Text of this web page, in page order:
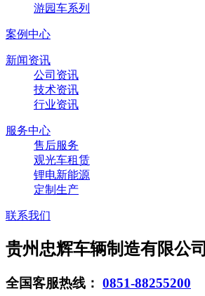
游园车系列
案例中心
新闻资讯
公司资讯
技术资讯
行业资讯
服务中心
售后服务
观光车租赁
锂电新能源
定制生产
联系我们
贵州忠辉车辆制造有限公司
全国客服热线： 0851-88255200